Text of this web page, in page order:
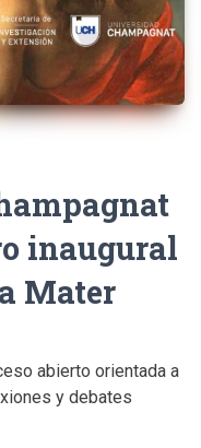
inaugural
Mater
abierto orientada a
y debates